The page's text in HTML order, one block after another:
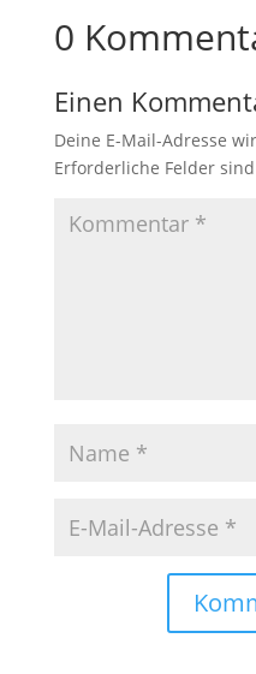
0
Einen
Deine E-Mail-Adresse
Erforderliche Felder